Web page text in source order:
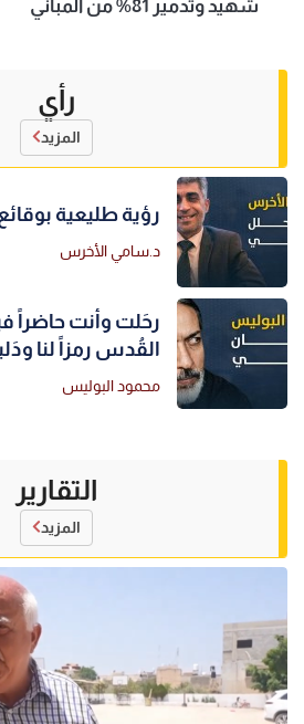
شهيد وتدمير 81% من المباني
رأي
المزيد
رؤية طليعية
د.سامي الأخرس
رحَلت وأنت حاضراً
القُدس رمزاً لنا
محمود البوليس
التقارير
المزيد